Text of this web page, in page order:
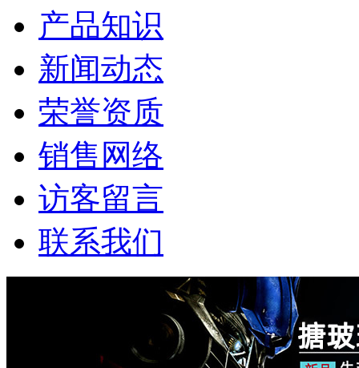
产品知识
新闻动态
荣誉资质
销售网络
访客留言
联系我们